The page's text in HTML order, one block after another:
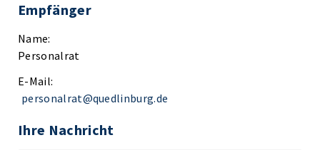
Empfänger
Name:
Personalrat
E-Mail:
personalrat@quedlinburg.de
Ihre Nachricht